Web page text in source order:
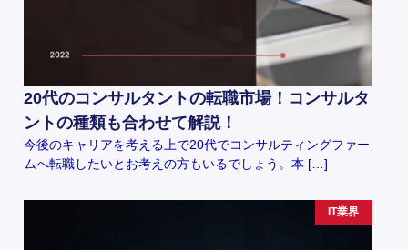
20代のコンサルタントの転職市場！コンサルタ
ントの種類も合わせて解説！
今後のキャリアを考える上で20代でコンサルティングファー
ムへ転職したいとお考えの方もいるでしょう。本 […]
IT業界